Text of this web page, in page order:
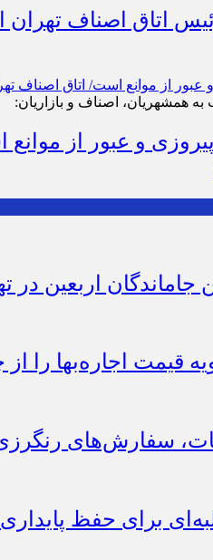
اتاق اصناف
به همشهریان، اصناف و بازاریان:
پیروزی و عبور از
جاماندگان اربعین در
قیمت اجاره‌بها را
سفارش‌های
برای حفظ